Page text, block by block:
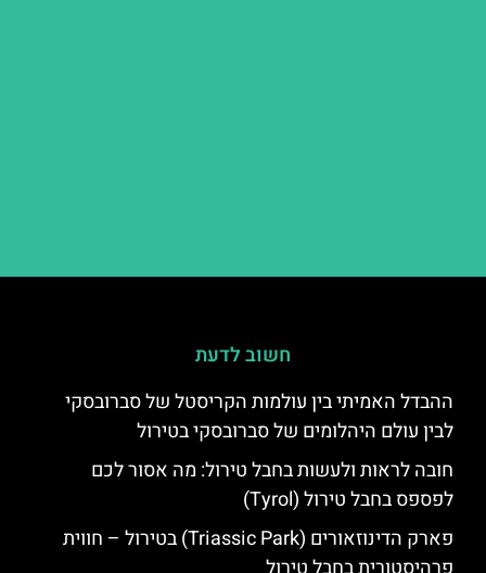
חשוב לדעת
ההבדל האמיתי בין עולמות הקריסטל של סברובסקי
לבין עולם היהלומים של סברובסקי בטירול
חובה לראות ולעשות בחבל טירול: מה אסור לכם
לפספס בחבל טירול (Tyrol)
פארק הדינוזאורים (Triassic Park) בטירול – חווית